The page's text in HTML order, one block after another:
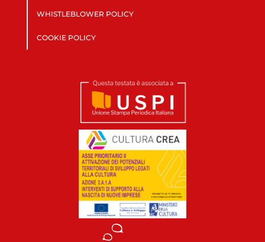
WHISTLEBLOWER POLICY
COOKIE POLICY